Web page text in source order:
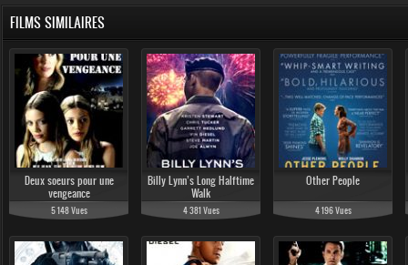
FILMS SIMILAIRES
Deux soeurs pour une
vengeance
5 148 Vues
Billy Lynn’s Long Halftime
Walk
4 381 Vues
Other People
4 196 Vues